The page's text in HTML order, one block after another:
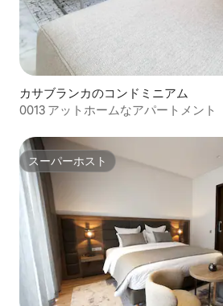
カサブランカのコンドミニアム
0013 アットホームなアパートメン
スーパーホスト
スーパーホスト